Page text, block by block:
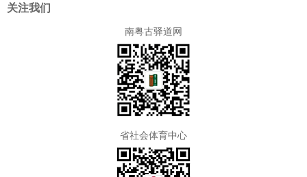
关注我们
南粤古驿道网
省社会体育中心